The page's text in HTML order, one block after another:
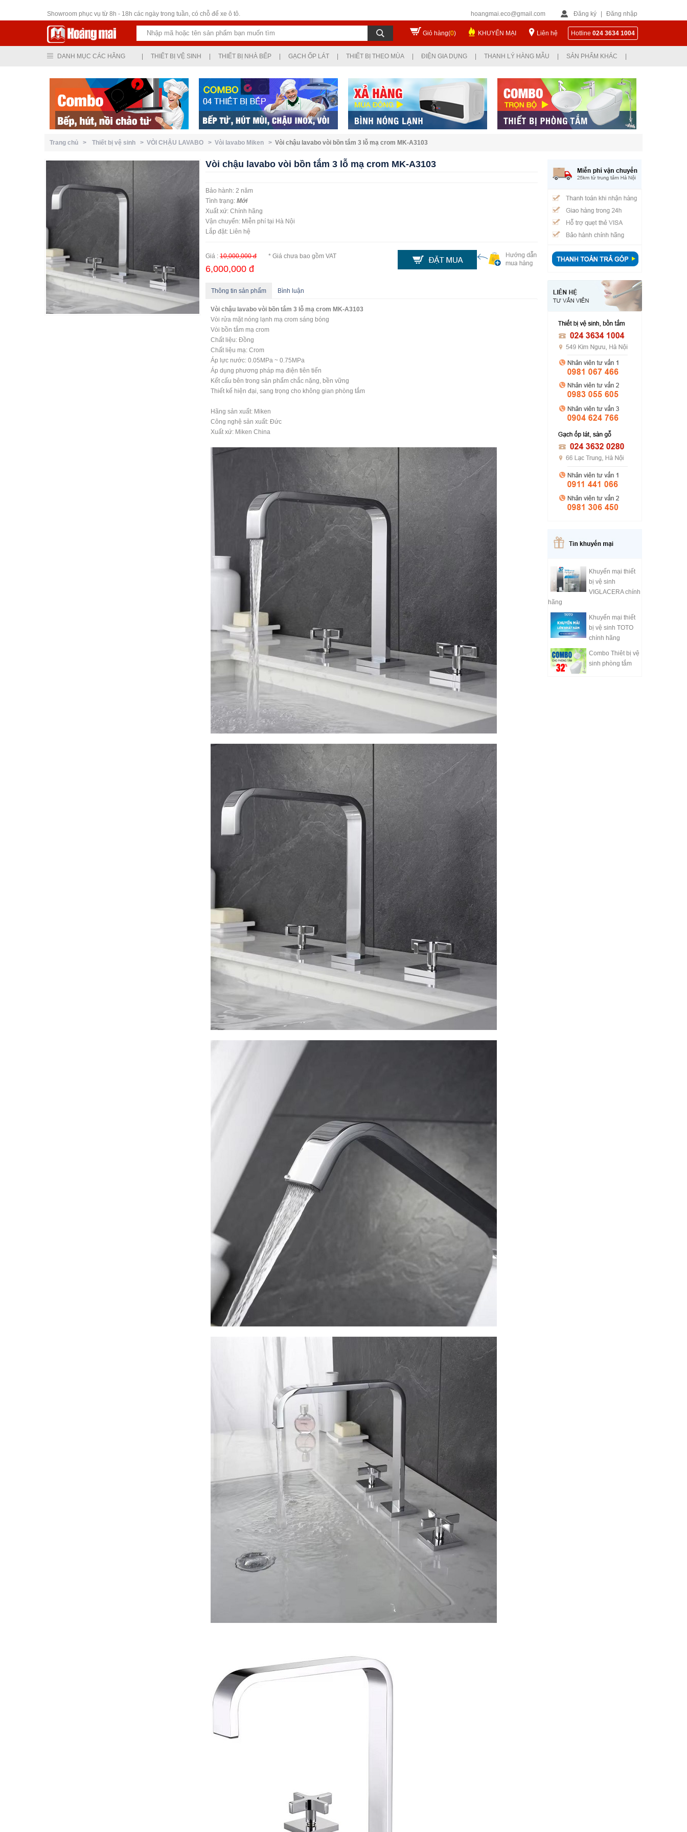
Showroom phục vụ từ 8h - 18h các ngày trong tuần, có chỗ để xe ô tô.
hoangmai.eco@gmail.com Đăng ký Đăng nhập
Giỏ hàng(0) KHUYẾN MẠI Liên hệ Hotline 024 3634 1004
DANH MỤC CÁC HÃNG THIẾT BỊ VỆ SINH THIẾT BỊ NHÀ BẾP GẠCH ỐP LÁT THIẾT BỊ THEO MÙA ĐIỆN GIA DỤNG THANH LÝ HÀNG MẪU SẢN PHẨM KHÁC
Trang chủ > Thiết bị vệ sinh > VÒI CHẬU LAVABO > Vòi lavabo Miken > Vòi chậu lavabo vòi bồn tắm 3 lỗ mạ crom MK-A3103
Vòi chậu lavabo vòi bồn tắm 3 lỗ mạ crom MK-A3103
Bảo hành: 2 năm
Tình trạng: Mới
Xuất xứ: Chính hãng
Vận chuyển: Miễn phí tại Hà Nội
Lắp đặt: Liên hệ
Giá : 10,000,000 đ * Giá chưa bao gồm VAT
6,000,000 đ
Thông tin sản phẩm Bình luận
Vòi chậu lavabo vòi bồn tắm 3 lỗ mạ crom MK-A3103
Vòi rửa mặt nóng lạnh mạ crom sáng bóng
Vòi bồn tắm mạ crom
Chất liệu: Đồng
Chất liệu mạ: Crom
Áp lực nước: 0.05MPa ~ 0.75MPa
Áp dụng phương pháp mạ điện tiên tiến
Kết cấu bên trong sản phẩm chắc nặng, bền vững
Thiết kế hiện đại, sang trọng cho không gian phòng tắm
Hãng sản xuất: Miken
Công nghệ sản xuất: Đức
Xuất xứ: Miken China
Khuyến mại thiết
bị vệ sinh
VIGLACERA chính
hãng
Khuyến mại thiết
bị vệ sinh TOTO
chính hãng
Combo Thiêt bị vệ
sinh phòng tắm